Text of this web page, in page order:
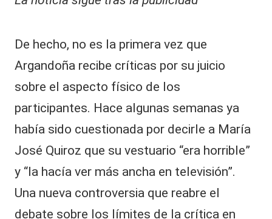
De hecho, no es la primera vez que
Argandoña recibe críticas por su juicio
sobre el aspecto físico de los
participantes. Hace algunas semanas ya
había sido cuestionada por decirle a María
José Quiroz que su vestuario “era horrible”
y “la hacía ver más ancha en televisión”.
Una nueva controversia que reabre el
debate sobre los límites de la crítica en